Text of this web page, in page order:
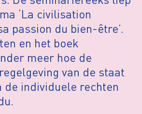
‘La civilisation
passion du bien-être’.
en het boek
meer hoe de
van de staat
de individuele rechten